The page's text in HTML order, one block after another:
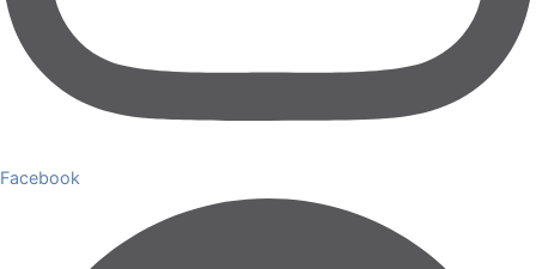
Facebook